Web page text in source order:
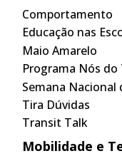
Comportamento
Educação nas
Maio Amarelo
Programa Nós
Semana Nacional
Tira Dúvidas
Transit Talk
Mobilidade e